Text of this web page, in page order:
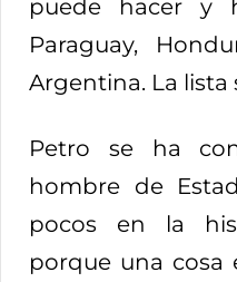
puede hacer y
Paraguay,
Argentina. La lista
Petro se ha
hombre de
pocos en la
porque una cosa